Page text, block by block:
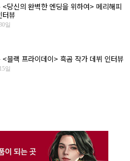
<당신의 완벽한 엔딩을 위하여> 메리해피
터뷰
일
<블랙 프라이데이> 흑곰 작가 데뷔 인터뷰
일